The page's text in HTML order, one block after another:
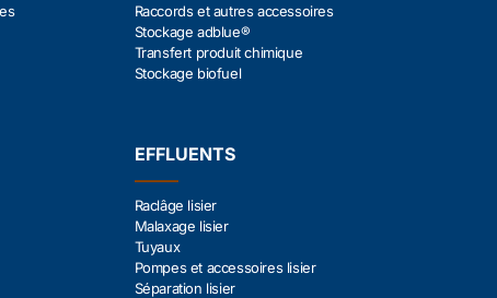
Raccords et autres accessoires
Stockage adblue®
Transfert produit chimique
Stockage biofuel
EFFLUENTS
Raclâge lisier
Malaxage lisier
Tuyaux
Pompes et accessoires lisier
Séparation lisier